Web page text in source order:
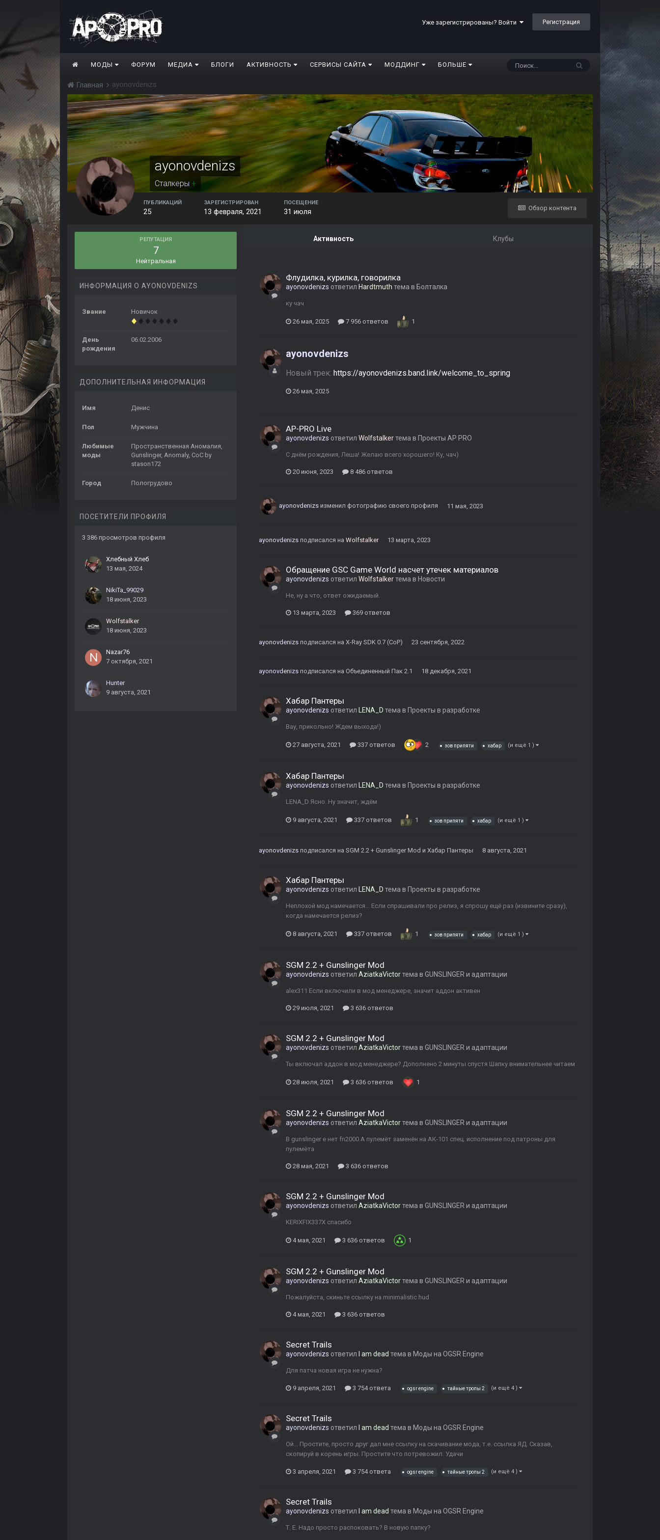
Уже зарегистрированы? Войти Регистрация
МОДЫ ФОРУМ МЕДИА БЛОГИ АКТИВНОСТЬ СЕРВИСЫ САЙТА МОДДИНГ БОЛЬШЕ
Главная ayonovdenizs
ayonovdenizs
Сталкеры +
Обзор контента
ПУБЛИКАЦИЙ
25
ЗАРЕГИСТРИРОВАН
13 февраля, 2021
ПОСЕЩЕНИЕ
31 июля
РЕПУТАЦИЯ
7
Нейтральная
ИНФОРМАЦИЯ О AYONOVDENIZS
Звание Новичок
День
рождения
06.02.2006
ДОПОЛНИТЕЛЬНАЯ ИНФОРМАЦИЯ
Имя Денис
Пол Мужчина
Любимые
моды
Пространственная Аномалия,
Gunslinger, Anomaly, CoC by
stason172
Город Пологрудово
ПОСЕТИТЕЛИ ПРОФИЛЯ
3 386 просмотров профиля
Хлебный Хлеб
13 мая, 2024
NikiTa_99029
18 июня, 2023
Wolfstalker
18 июня, 2023
Nazar76
7 октября, 2021
Hunter
9 августа, 2021
Активность Клубы
Флудилка, курилка, говорилка
ayonovdenizs ответил Hardtmuth тема в Болталка
ку чач
26 мая, 2025 7 956 ответов 1
ayonovdenizs
Новый трек: https://ayonovdenizs.band.link/welcome_to_spring
26 мая, 2025
AP-PRO Live
ayonovdenizs ответил Wolfstalkerтема в Проекты AP PRO
С днём рождения, Леша! Желаю всего хорошего! Ку, чач)
20 июня, 2023 8 486 ответов
ayonovdenizs изменил фотографию своего профиля 11 мая, 2023
ayonovdenizs подписался на Wolfstalker 13 марта, 2023
Обращение GSC Game World насчет утечек материалов
ayonovdenizs ответил Wolfstalkerтема в Новости
Не, ну а что, ответ ожидаемый.
13 марта, 2023 369 ответов
ayonovdenizs подписался на X-Ray SDK 0.7 (CoP) 23 сентября, 2022
ayonovdenizs подписался на Объединенный Пак 2.1 18 декабря, 2021
Хабар Пантеры
ayonovdenizs ответил LENA_D тема в Проекты в разработке
Вау, прикольно! Ждем выхода!)
27 августа, 2021 337 ответов 2 зов припяти хабар (и ещё 1 )
Хабар Пантеры
ayonovdenizs ответил LENA_D тема в Проекты в разработке
LENA_D Ясно. Ну значит, ждём
9 августа, 2021 337 ответов 1 зов припяти хабар (и ещё 1 )
ayonovdenizs подписался на SGM 2.2 + Gunslinger Mod и Хабар Пантеры 8 августа, 2021
Хабар Пантеры
ayonovdenizs ответил LENA_D тема в Проекты в разработке
Неплохой мод намечается... Если спрашивали про релиз, я спрошу ещё раз (извините сразу),
когда намечается релиз?
8 августа, 2021 337 ответов 1 зов припяти хабар (и ещё 1 )
SGM 2.2 + Gunslinger Mod
ayonovdenizs ответил AziatkaVictorтема в GUNSLINGER и адаптации
alex311 Если включили в мод менеджере, значит аддон активен
29 июля, 2021 3 636 ответов
SGM 2.2 + Gunslinger Mod
ayonovdenizs ответил AziatkaVictorтема в GUNSLINGER и адаптации
Ты включал аддон в мод менеджере? Дополнено 2 минуты спустя Шапку внимательнее читаем
28 июля, 2021 3 636 ответов 1
SGM 2.2 + Gunslinger Mod
ayonovdenizs ответил AziatkaVictorтема в GUNSLINGER и адаптации
В gunslinger е нет fn2000 А пулемёт заменён на АК-101 спец. исполнение под патроны для
пулемёта
28 мая, 2021 3 636 ответов
SGM 2.2 + Gunslinger Mod
ayonovdenizs ответил AziatkaVictorтема в GUNSLINGER и адаптации
KERIXFIX337X спасибо
4 мая, 2021 3 636 ответов 1
SGM 2.2 + Gunslinger Mod
ayonovdenizs ответил AziatkaVictorтема в GUNSLINGER и адаптации
Пожалуйста, скиньте ссылку на minimalistic hud
4 мая, 2021 3 636 ответов
Secret Trails
ayonovdenizs ответил I am dead тема в Моды на OGSR Engine
Для патча новая игра не нужна?
9 апреля, 2021 3 754 ответа ogsr engine тайные тропы 2 (и ещё 4 )
Secret Trails
ayonovdenizs ответил I am dead тема в Моды на OGSR Engine
Ой... Простите, просто друг дал мне ссылку на скачивание мода, т.е. ссылка ЯД. Сказав,
скопируй в корень игры. Простите что потревожил. Удачи
3 апреля, 2021 3 754 ответа ogsr engine тайные тропы 2 (и ещё 4 )
Secret Trails
ayonovdenizs ответил I am dead тема в Моды на OGSR Engine
Т. Е. Надо просто распоковать? В новую папку?